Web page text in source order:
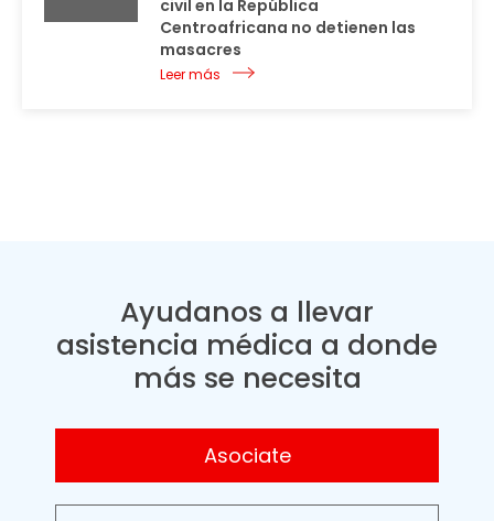
civil en la República
Centroafricana no detienen las
masacres
Leer más
Ayudanos a llevar
asistencia médica a donde
más se necesita
Asociate